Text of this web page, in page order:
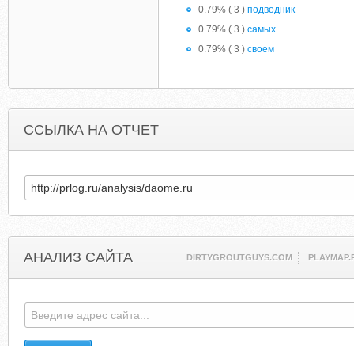
0.79% ( 3 ) подводник
0.79% ( 3 ) самых
0.79% ( 3 ) своем
ССЫЛКА НА ОТЧЕТ
АНАЛИЗ САЙТА DIRTYGROUTGUYS.COM